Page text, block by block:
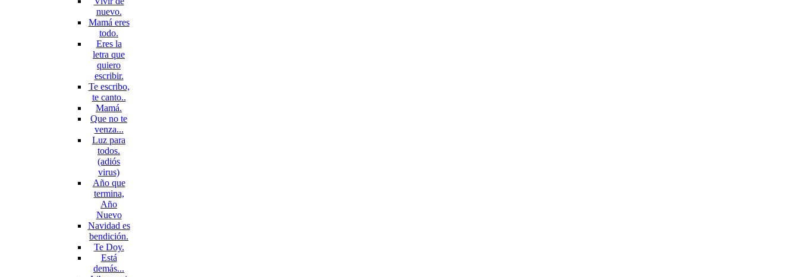
nuevo.
Mamá eres
todo.
Eres la
letra que
quiero
escribir.
Te escribo,
te canto..
Mamá.
Que no te
venza...
Luz para
todos.
(adiós
virus)
Año que
termina,
Año
Nuevo
Navidad es
bendición.
Te Doy.
Está
demás...